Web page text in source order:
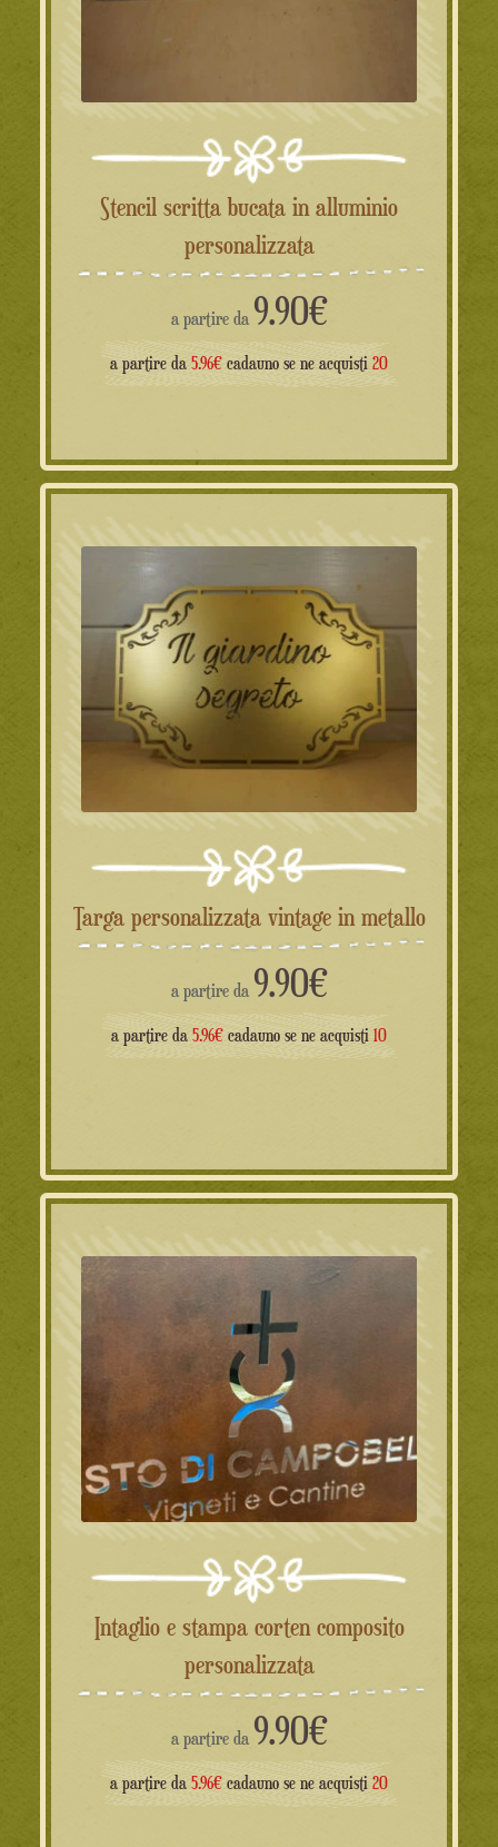
Stencil scritta bucata in alluminio
personalizzata
a partire da 9.90€
a partire da 5.96€ cadauno se ne acquisti 20
Targa personalizzata vintage in metallo
a partire da 9.90€
a partire da 5.96€ cadauno se ne acquisti 10
Intaglio e stampa corten composito
personalizzata
a partire da 9.90€
a partire da 5.96€ cadauno se ne acquisti 20